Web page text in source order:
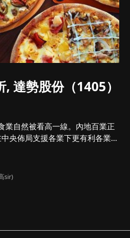
達勢股份（1405）
央佈局支援各業下更有利各業復
sir)